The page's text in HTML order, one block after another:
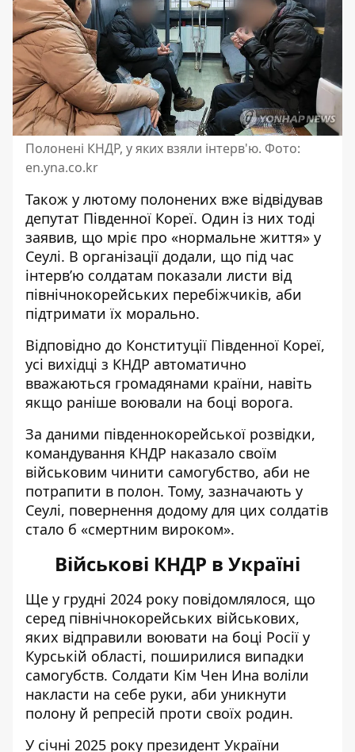
Полонені КНДР, у яких взяли інтерв'ю. Фото:
en.yna.co.kr
Також у лютому полонених вже відвідував
депутат Південної Кореї. Один із них тоді
заявив, що мріє про «нормальне життя» у
Сеулі. В організації додали, що під час
інтерв’ю солдатам показали листи від
північнокорейських перебіжчиків, аби
підтримати їх морально.
Відповідно до Конституції Південної Кореї,
усі вихідці з КНДР автоматично
вважаються громадянами країни, навіть
якщо раніше воювали на боці ворога.
За даними південнокорейської розвідки,
командування КНДР наказало своїм
військовим чинити самогубство, аби не
потрапити в полон. Тому, зазначають у
Сеулі, повернення додому для цих солдатів
стало б «смертним вироком».
Військові КНДР в Україні
Ще у грудні 2024 року повідомлялося, що
серед північнокорейських військових,
яких відправили воювати на боці Росії у
Курській області, поширилися випадки
самогубств. Солдати Кім Чен Ина воліли
накласти на себе руки, аби уникнути
полону й репресій проти своїх родин.
У січні 2025 року президент України